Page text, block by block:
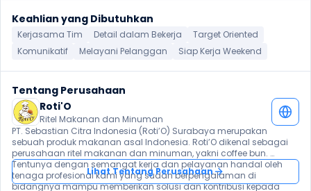
Keahlian yang Dibutuhkan
Kerjasama Tim Detail dalam Bekerja
Target Oriented
Komunikatif
Melayani Pelanggan Siap Kerja Weekend
Tentang Perusahaan
Roti'O
Ritel Makanan dan Minuman
PT. Sebastian Citra Indonesia (Roti’O) Surabaya merupakan
sebuah produk makanan asal Indonesia. Roti’O dikenal sebagai
perusahaan ritel makanan dan minuman, yakni coffee bun.
Tentunya dengan semangat kerja dan pelayanan handal oleh
tenaga profesional kami yang sudah berpengalaman di
bidangnya mampu memberikan solusi dan kontribusi kepada
Lihat Tentang Perusahaan